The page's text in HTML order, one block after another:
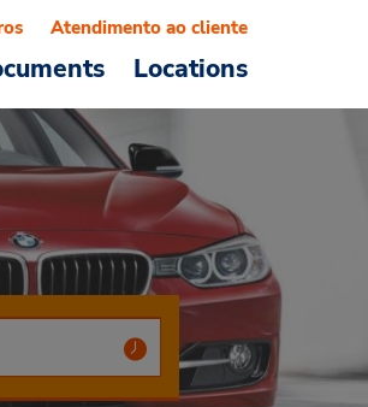
Locations
Atendimento ao cliente